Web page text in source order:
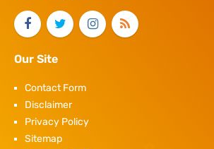
Our Site
Contact Form
Disclaimer
Privacy Policy
Sitemap